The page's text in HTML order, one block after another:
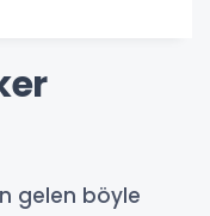
gelen böyle